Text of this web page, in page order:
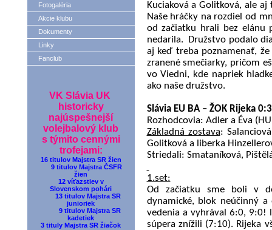
Fotogaléria
Akcie klubu
Dokumenty
Linky
Fanclub
VK Slávia UK
historicky
najúspešnejší
volejbalový klub
s týmito cennými
trofejami:
16 titulov Majstra SR žien
9 titulov Majstra ČSFR
žien
12 víťazstiev v
Slovenskom pohári
13 titulov Majstra SR
junioriek
9 titulov Majstra SR
kadetiek
3 tituly Majstra SR žiačok
Kuciaková a Golitková, ale
Naše hráčky na rozdiel od
od začiatku hrali bez elánu
nedarila.
Družstvo podalo
aj keď treba poznamenať,
zranené smečiarky, pričom
vo Viedni, kde napriek
ako naše družstvo.
Slávia EU BA – ŽOK Rijeka
Rozhodcovia: Adler a Éva
Základná zostava:
Golitková a liberka
Striedali: Smataníková,
1.set:
Od začiatku sme boli v
dynamické, blok neúčinný
vedenia a vyhrával 6:0, 9:0!
súpera znížili (7:10). Rijeka